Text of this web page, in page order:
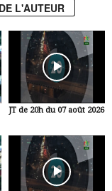
L'AUTEUR
JT de 20h du 07 août 2026